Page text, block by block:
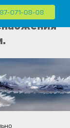
в частных домах в
071-08-08